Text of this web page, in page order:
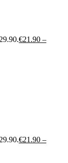
€21.90 –
€21.90 –